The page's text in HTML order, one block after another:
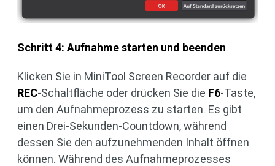
Schritt 4: Aufnahme starten und beenden
Klicken Sie in MiniTool Screen Recorder auf die
REC-Schaltfläche oder drücken Sie die F6-Taste,
um den Aufnahmeprozess zu starten. Es gibt
einen Drei-Sekunden-Countdown, während
dessen Sie den aufzunehmenden Inhalt öffnen
können. Während des Aufnahmeprozesses